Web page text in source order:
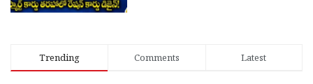
Trending Comments Latest